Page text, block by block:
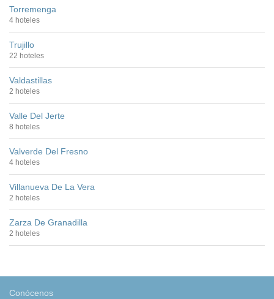
Torremenga
4 hoteles
Trujillo
22 hoteles
Valdastillas
2 hoteles
Valle Del Jerte
8 hoteles
Valverde Del Fresno
4 hoteles
Villanueva De La Vera
2 hoteles
Zarza De Granadilla
2 hoteles
Conócenos